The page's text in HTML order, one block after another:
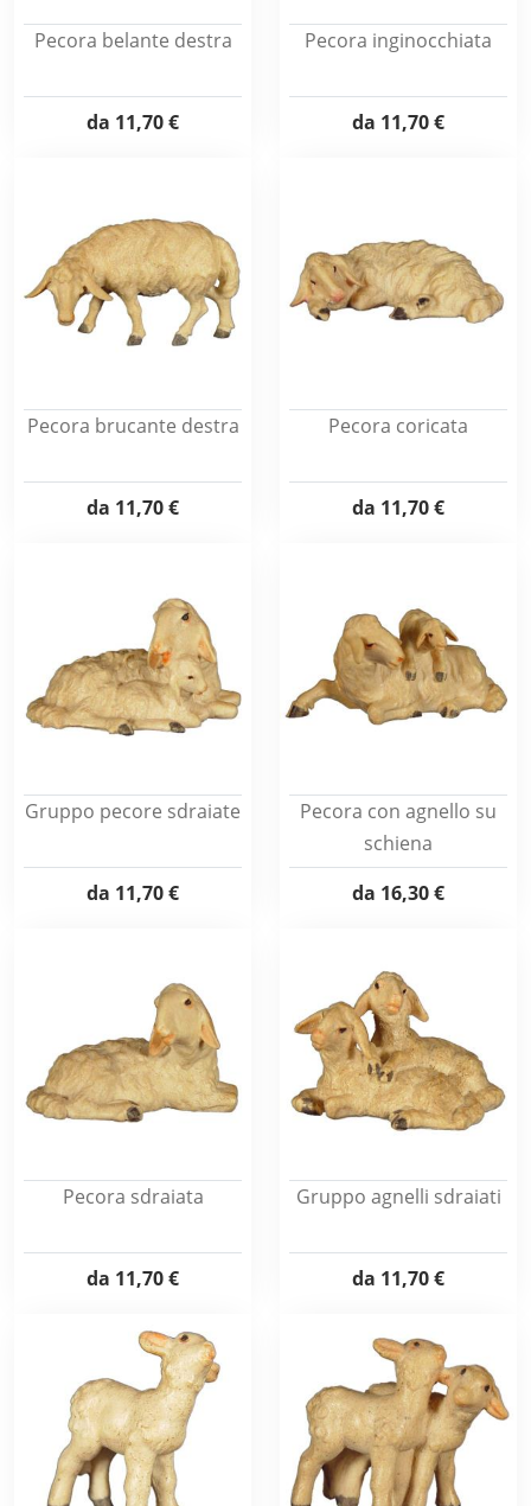
Pecora belante destra
da 11,70 €
Pecora inginocchiata
da 11,70 €
Pecora brucante destra
da 11,70 €
Pecora coricata
da 11,70 €
Gruppo pecore sdraiate
da 11,70 €
Pecora con agnello su
schiena
da 16,30 €
Pecora sdraiata
da 11,70 €
Gruppo agnelli sdraiati
da 11,70 €